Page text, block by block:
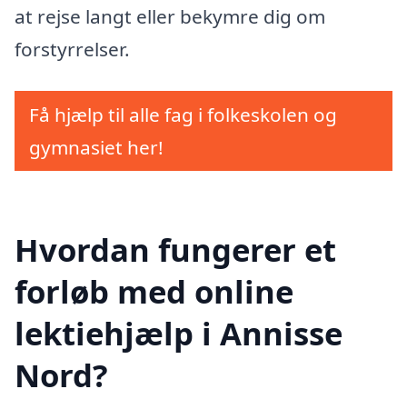
at rejse langt eller bekymre dig om
forstyrrelser.
Få hjælp til alle fag i folkeskolen og
gymnasiet her!
Hvordan fungerer et
forløb med online
lektiehjælp i Annisse
Nord?